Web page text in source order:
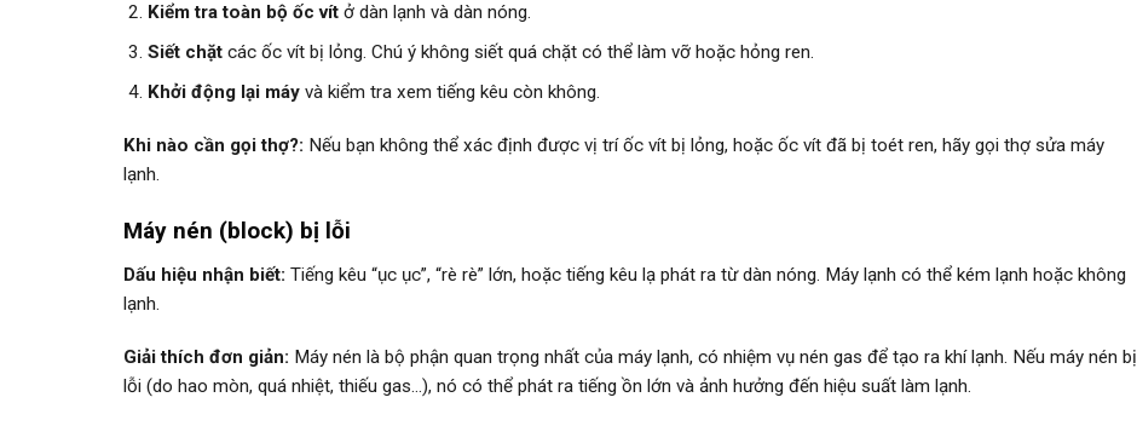
Kiểm tra toàn bộ ốc vítở dàn lạnh và dàn nóng.
Siết chặtcác ốc vít bị lỏng. Chú ý không siết quá chặt có thể làm vỡ hoặc hỏng ren.
Khởi động lại máyvà kiểm tra xem tiếng kêu còn không.
Khi nào cần gọi thợ?: Nếu bạn không thể xác định được vị trí ốc vít bị lỏng, hoặc ốc vít đã bị toét ren, hãy gọi thợ sửa máy
lạnh.
Máy nén (block) bị lỗi
Dấu hiệu nhận biết: Tiếng kêu “ục ục”, “rè rè” lớn, hoặc tiếng kêu lạ phát ra từ dàn nóng. Máy lạnh có thể kém lạnh hoặc không
lạnh.
Giải thích đơn giản: Máy nén là bộ phận quan trọng nhất của máy lạnh, có nhiệm vụ nén gas để tạo ra khí lạnh. Nếu máy nén bị
lỗi (do hao mòn, quá nhiệt, thiếu gas…), nó có thể phát ra tiếng ồn lớn và ảnh hưởng đến hiệu suất làm lạnh.